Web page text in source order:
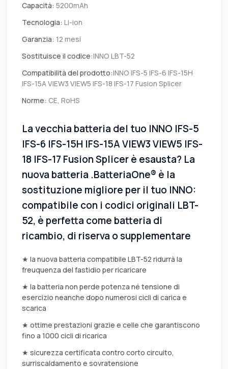
Capacità: 5200mAh
Tecnologia: Li-ion
Garanzia: 12 mesi
Sostituisce il codice:INNO LBT-52
Compatibilità del prodotto:INNO IFS-5 IFS-6 IFS-15H
IFS-15A VIEW3 VIEW5 IFS-18 IFS-17 Fusion Splicer
Norme: CE, RoHS
La vecchia batteria del tuo INNO IFS-5
IFS-6 IFS-15H IFS-15A VIEW3 VIEW5 IFS-
18 IFS-17 Fusion Splicer è esausta? La
nuova batteria .BatteriaOne® è la
sostituzione migliore per il tuo INNO:
compatibile con i codici originali LBT-
52, è perfetta come batteria di
ricambio, di riserva o supplementare
★ la nuova batteria compatibile LBT-52 ridurrà la
freuquenza del fastidio per ricaricare
★ la batteria non perde potenza né tensione di
esercizio neanche dopo numerosi cicli di carica e
scarica
★ ottime prestazioni grazie e celle che garantiscono
fino a 1000 cicli di ricarica
★ sicurezza certificata contro corto circuito,
surriscaldamento e sovratensione